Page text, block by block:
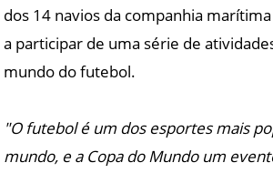
dos 14 navios da companhia
a participar de uma série de
mundo do futebol.
"O futebol é um dos esportes mais
mundo, e a Copa do Mundo um